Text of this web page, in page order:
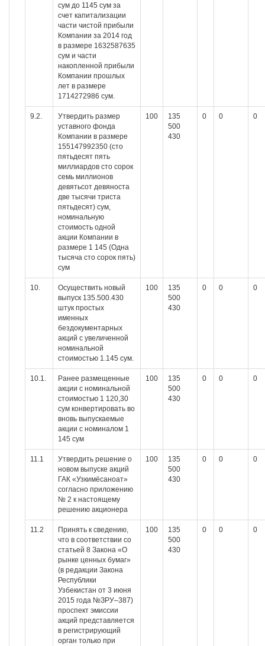
сум до 1145 сум за
счет капитализации
части чистой прибыли
Компании за 2014 год
в размере 1632587635
сум и части
накопленной прибыли
Компании прошлых
лет в размере
1714272986 сум.
9.2.
Утвердить размер
уставного фонда
Компании в размере
155147992350 (сто
пятьдесят пять
миллиардов сто сорок
семь миллионов
девятьсот девяноста
две тысячи триста
пятьдесят) сум,
номинальную
стоимость одной
акции Компании в
размере 1 145 (Одна
тысяча сто сорок пять)
сум
100
135
500
430
0 0 0
10.
Осуществить новый
выпуск 135.500.430
штук простых
именных
бездокументарных
акций с увеличенной
номинальной
стоимостью 1.145 сум.
100
135
500
430
0 0 0
10.1.
Ранее размещенные
акции с номинальной
стоимостью 1 120,30
сум конвертировать во
вновь выпускаемые
акции с номиналом 1
145 сум
100
135
500
430
0 0 0
11.1
Утвердить решение о
новом выпуске акций
ГАК «Узкимёсаноат»
согласно приложению
№ 2 к настоящему
решению акционера
100
135
500
430
0 0 0
11.2
Принять к сведению,
что в соответствии со
статьей 8 Закона «О
рынке ценных бумаг»
(в редакции Закона
Республики
Узбекистан от 3 июня
2015 года №ЗРУ–387)
проспект эмиссии
акций представляется
в регистрирующий
орган только при
100
135
500
430
0 0 0